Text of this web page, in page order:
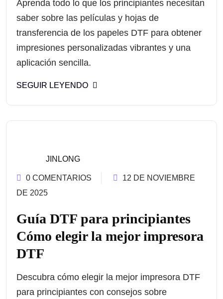
Aprenda todo lo que los principiantes necesitan
saber sobre las películas y hojas de
transferencia de los papeles DTF para obtener
impresiones personalizadas vibrantes y una
aplicación sencilla.
SEGUIR LEYENDO
JINLONG
0 COMENTARIOS
12 DE NOVIEMBRE
DE 2025
Guía DTF para principiantes
Cómo elegir la mejor impresora
DTF
Descubra cómo elegir la mejor impresora DTF
para principiantes con consejos sobre